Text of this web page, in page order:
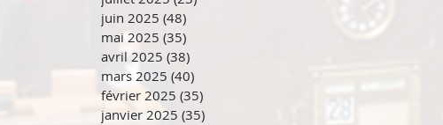
juin 2025 (48)
mai 2025 (35)
avril 2025 (38)
mars 2025 (40)
février 2025 (35)
janvier 2025 (35)